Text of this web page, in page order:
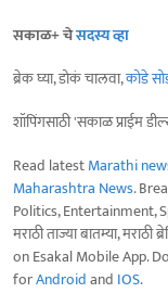
सकाळ+ चेसदस्य व्हा
ब्रेक घ्या, डोकं चालवा,कोडे
शॉपिंगसाठी 'सकाळ प्राईम
Read latestMarathi
Maharashtra News.
Politics, Entertainment,
मराठी ताज्या बातम्या,
on Esakal Mobile App.
forAndroidand IOS.